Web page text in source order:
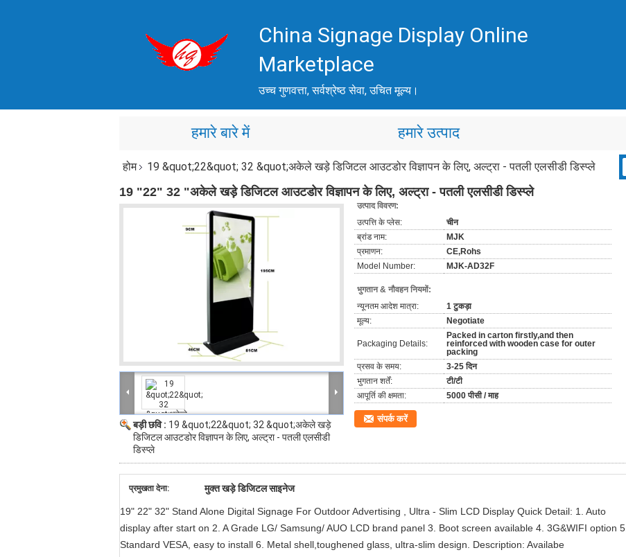
China Signage Display Online
Marketplace
उच्च गुणवत्ता, सर्वश्रेष्ठ सेवा, उचित मूल्य।
हमारे बारे में हमारे उत्पाद
होम 19 &quot;22&quot; 32 &quot;अकेले खड़े डिजिटल आउटडोर विज्ञापन के लिए, अल्ट्रा - पतली एलसीडी डिस्प्ले
19 "22" 32 "अकेले खड़े डिजिटल आउटडोर विज्ञापन के लिए, अल्ट्रा - पतली एलसीडी डिस्प्ले
बड़ी छवि : 19 &quot;22&quot; 32 &quot;अकेले खड़े
डिजिटल आउटडोर विज्ञापन के लिए, अल्ट्रा - पतली एलसीडी
डिस्प्ले
उत्पाद विवरण:
उत्पत्ति के प्लेस:
चीन
ब्रांड नाम:
MJK
प्रमाणन:
CE,Rohs
Model Number:
MJK-AD32F
भुगतान & नौवहन नियमों:
न्यूनतम आदेश मात्रा:
1 टुकड़ा
मूल्य:
Negotiate
Packaging Details:
Packed in carton firstly,and then
reinforced with wooden case for outer
packing
प्रसव के समय:
3-25 दिन
भुगतान शर्तें:
टी/टी
आपूर्ति की क्षमता:
5000 पीसी / माह
संपर्क करें
प्रमुखता देना: मुक्त खड़े डिजिटल साइनेज
19" 22" 32" Stand Alone Digital Signage For Outdoor Advertising , Ultra - Slim LCD Display Quick Detail: 1. Auto
display after start on 2. A Grade LG/ Samsung/ AUO LCD brand panel 3. Boot screen available 4. 3G&WIFI option 5.
Standard VESA, easy to install 6. Metal shell,toughened glass, ultra-slim design. Description: Availabe